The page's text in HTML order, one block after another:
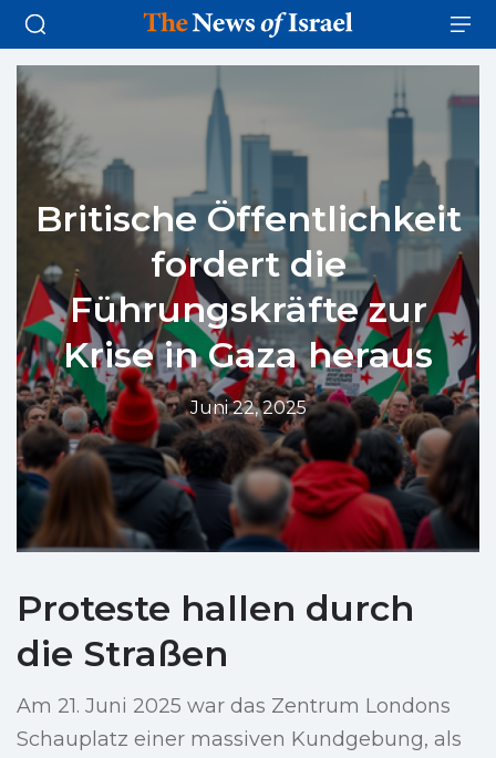
Britische Öffentlichkeit
fordert die
Führungskräfte zur
Krise in Gaza heraus
Juni 22, 2025
Proteste hallen durch
die Straßen
Am 21. Juni 2025 war das Zentrum Londons
Schauplatz einer massiven Kundgebung, als